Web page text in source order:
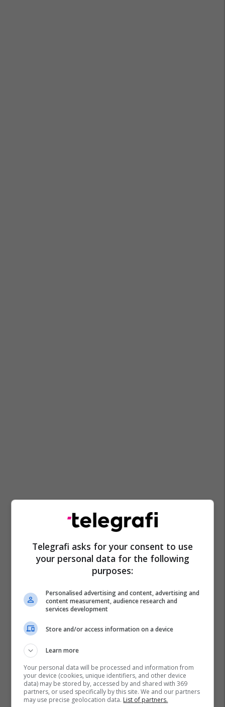
Federico Dimarco Barcelona
Inter
Telegrafi asks for your consent to use
your personal data for the following
purposes:
Personalised advertising and content, advertising and
content measurement, audience research and
services development
Store and/or access information on a device
Learn more
Your personal data will be processed and information from
your device (cookies, unique identifiers, and other device
data) may be stored by, accessed by and shared with 369
partners, or used specifically by this site. We and our partners
may use precise geolocation data. List of partners.